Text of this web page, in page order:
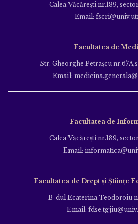
Calea Văcăreşti nr.189,
Email:
Facultatea de
Str. Gheorghe Petraşcu
Email:
Facultatea de
Calea Văcăreşti nr.189,
Email:
Facultatea de Drept și Științe
B-dul Ecaterina Teodoroiu
Email: